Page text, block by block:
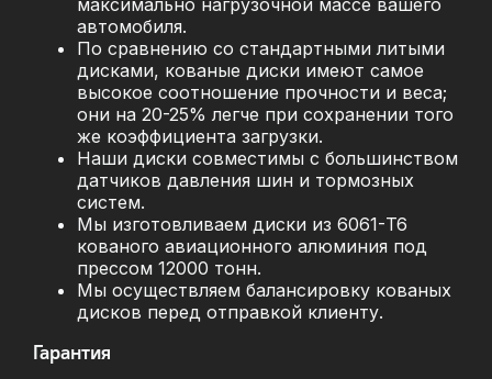
автомобиля.
По сравнению со стандартными литыми
дисками, кованые диски имеют самое
высокое соотношение прочности и веса;
они на 20-25% легче при сохранении того
же коэффициента загрузки.
Наши диски совместимы с большинством
датчиков давления шин и тормозных
систем.
Мы изготовливаем диски из 6061-T6
кованого авиационного алюминия под
прессом 12000 тонн.
Мы осуществляем балансировку кованых
дисков перед отправкой клиенту.
Гарантия